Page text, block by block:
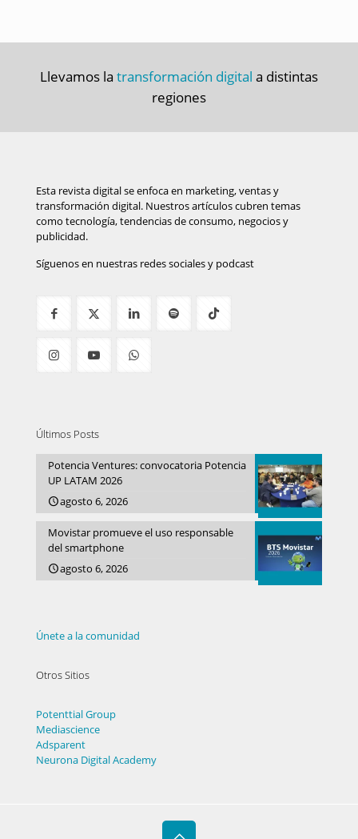
Llevamos la transformación digital a distintas
regiones
Esta revista digital se enfoca en marketing, ventas y
transformación digital. Nuestros artículos cubren temas
como tecnología, tendencias de consumo, negocios y
publicidad.
Síguenos en nuestras redes sociales y podcast
Últimos Posts
Potencia Ventures: convocatoria Potencia
UP LATAM 2026
agosto 6, 2026
Movistar promueve el uso responsable
del smartphone
agosto 6, 2026
Únete a la comunidad
Otros Sitios
Potenttial Group
Mediascience
Adsparent
Neurona Digital Academy